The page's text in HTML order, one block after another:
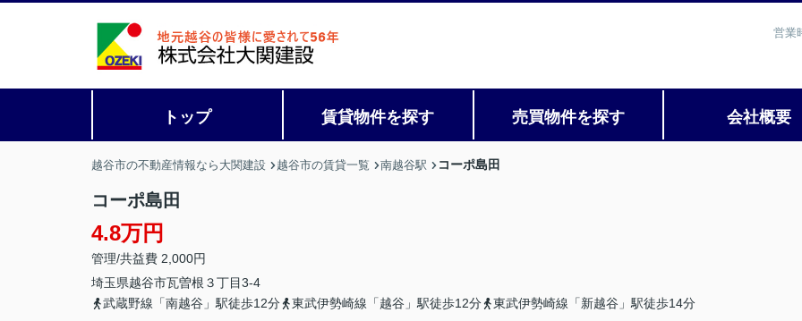
営業
トップ 賃貸物件を探す 売買物件を探す 会社概要
越谷市の不動産情報なら大関建設 越谷市の賃貸一覧 南越谷駅 コーポ島田
コーポ島田
4.8万円
管理/共益費 2,000円
埼玉県越谷市瓦曽根 ３丁目3-4
武蔵野線「南越谷」駅徒歩12分
東武伊勢崎線「越谷」駅徒歩12分 東武伊勢崎線「新越谷」駅徒歩14分